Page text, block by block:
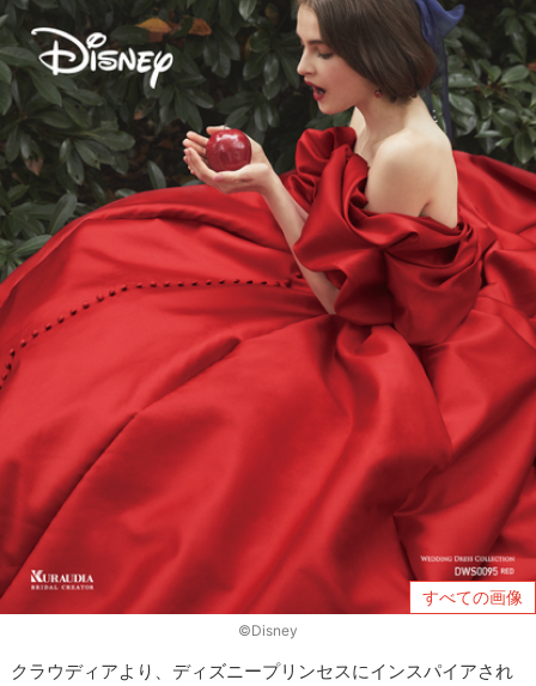
すべての画像
©Disney
クラウディアより、ディズニープリンセスにインスパイアされ